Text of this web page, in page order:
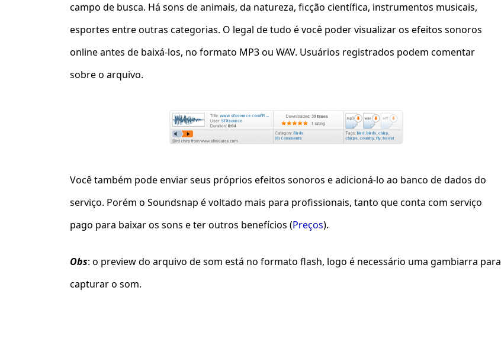
campo de busca. Há sons de animais, da natureza, ficção científica, instrumentos musicais,
esportes entre outras categorias. O legal de tudo é você poder visualizar os efeitos sonoros
online antes de baixá-los, no formato MP3 ou WAV. Usuários registrados podem comentar
sobre o arquivo.
Você também pode enviar seus próprios efeitos sonoros e adicioná-lo ao banco de dados do
serviço. Porém o Soundsnap é voltado mais para profissionais, tanto que conta com serviço
pago para baixar os sons e ter outros benefícios (Preços).
Obs: o preview do arquivo de som está no formato flash, logo é necessário uma gambiarra para
capturar o som.